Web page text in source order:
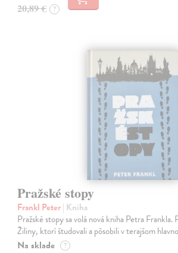
20,89 € ?
Pražské stopy
Frankl Peter| Kniha
Pražské stopy sa volá nová kniha Petra Frankla.
Žiliny, ktorí študovali a pôsobili v terajšom
Na sklade ?